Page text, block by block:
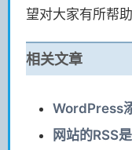
望对大家有所帮助
相关文章
WordPress
网站的RSS